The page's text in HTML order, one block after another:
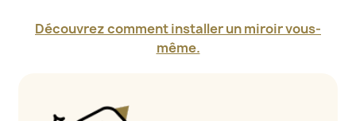
Découvrez comment installer un miroir vous-
même.